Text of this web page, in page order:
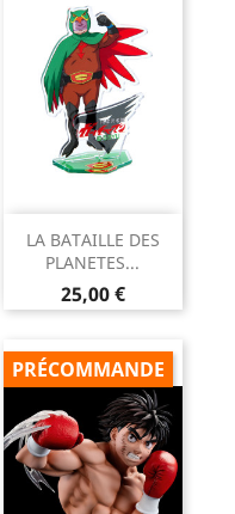
LA BATAILLE DES
PLANETES...
Prix
25,00 €
PRÉCOMMANDE